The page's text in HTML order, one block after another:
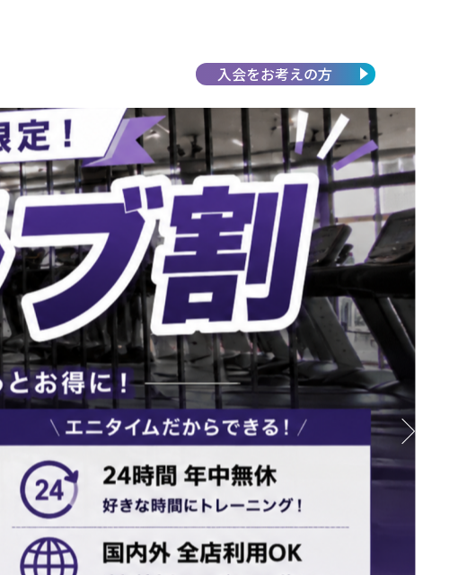
入会をお考えの方